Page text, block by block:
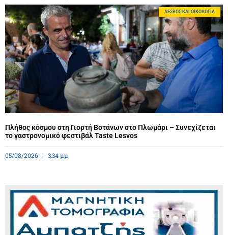
ΛΈΣΒΟΣ ΚΑΙ ΟΙΚΟΛΟΓΊΑ
Πλήθος κόσμου στη Γιορτή Βοτάνων στο Πλωμάρι – Συνεχίζεται
το γαστρονομικό φεστιβάλ Taste Lesvos
05/08/2026 3:34 μμ